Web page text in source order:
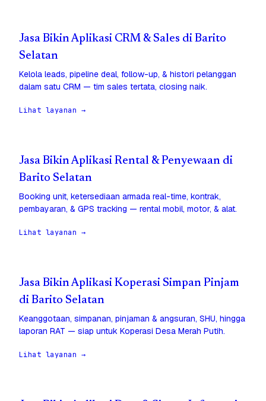
Jasa Bikin Aplikasi CRM & Sales di Barito
Selatan
Kelola leads, pipeline deal, follow-up, & histori pelanggan
dalam satu CRM — tim sales tertata, closing naik.
Lihat layanan →
Jasa Bikin Aplikasi Rental & Penyewaan di
Barito Selatan
Booking unit, ketersediaan armada real-time, kontrak,
pembayaran, & GPS tracking — rental mobil, motor, & alat.
Lihat layanan →
Jasa Bikin Aplikasi Koperasi Simpan Pinjam
di Barito Selatan
Keanggotaan, simpanan, pinjaman & angsuran, SHU, hingga
laporan RAT — siap untuk Koperasi Desa Merah Putih.
Lihat layanan →